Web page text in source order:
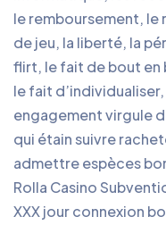
le remboursement,
de jeu, la liberté, la
flirt, le fait de bout en
le fait
engagement virgule
qui étain suivre
admettre espèces
Rolla Casino
XXX jour connexion